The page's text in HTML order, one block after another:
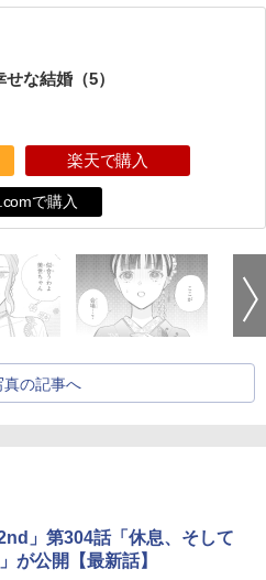
な結婚（5）
楽天で購入
で購入
真の記事へ
」第304話「休息、そして
が公開【最新話】